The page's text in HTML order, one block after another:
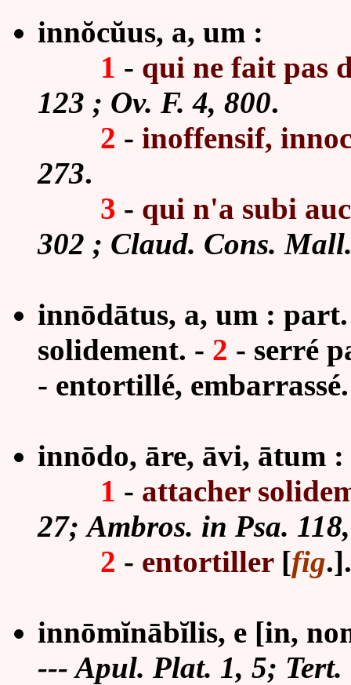
innŏcŭus, a, um :
1 - qui ne fait pas
123 ; Ov. F. 4, 800.
2 - inoffensif,
273.
3 - qui n'a subi
302 ; Claud. Cons.
innōdātus, a, um :
solidement. - 2 - serré
- entortillé, embarrassé.
innōdo, āre, āvi, ātum
1 - attacher
27; Ambros. in Psa.
2 - entortiller [fig.].
innōmĭnābĭlis, e [in,
---Apul. Plat. 1, 5; Tert.